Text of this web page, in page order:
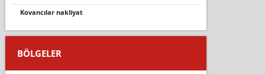
kovancilar nakli̇yat
BÖLGELER